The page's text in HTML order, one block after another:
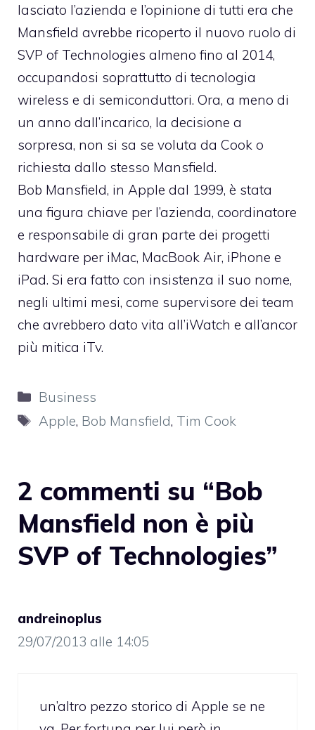
lasciato l’azienda e l’opinione di tutti era che
Mansfield avrebbe ricoperto il nuovo ruolo di
SVP of Technologies almeno fino al 2014,
occupandosi soprattutto di tecnologia
wireless e di semiconduttori. Ora, a meno di
un anno dall’incarico, la decisione a
sorpresa, non si sa se voluta da Cook o
richiesta dallo stesso Mansfield.
Bob Mansfield, in Apple dal 1999, è stata
una figura chiave per l’azienda, coordinatore
e responsabile di gran parte dei progetti
hardware per iMac, MacBook Air, iPhone e
iPad. Si era fatto con insistenza il suo nome,
negli ultimi mesi, come supervisore dei team
che avrebbero dato vita all’iWatch e all’ancor
più mitica iTv.
Categorie
Business
Tag
Apple, Bob Mansfield, Tim Cook
2 commenti su “Bob
Mansfield non è più
SVP of Technologies”
andreinoplus
29/07/2013 alle 14:05
un’altro pezzo storico di Apple se ne